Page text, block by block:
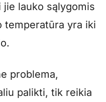
lauko sąlygomis
temperatūra yra iki
problema,
palikti, tik reikia